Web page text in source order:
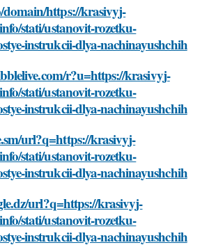
https://krasivyj-
stati/ustanovit-rozetku-
instrukcii-dlya-nachinayushchih
r?u=https://krasivyj-
stati/ustanovit-rozetku-
instrukcii-dlya-nachinayushchih
url?q=https://krasivyj-
stati/ustanovit-rozetku-
instrukcii-dlya-nachinayushchih
url?q=https://krasivyj-
stati/ustanovit-rozetku-
instrukcii-dlya-nachinayushchih